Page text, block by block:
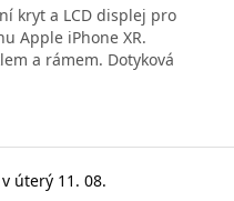
kryt a LCD displej pro
Apple iPhone XR.
a rámem. Dotyková
úterý 11. 08.